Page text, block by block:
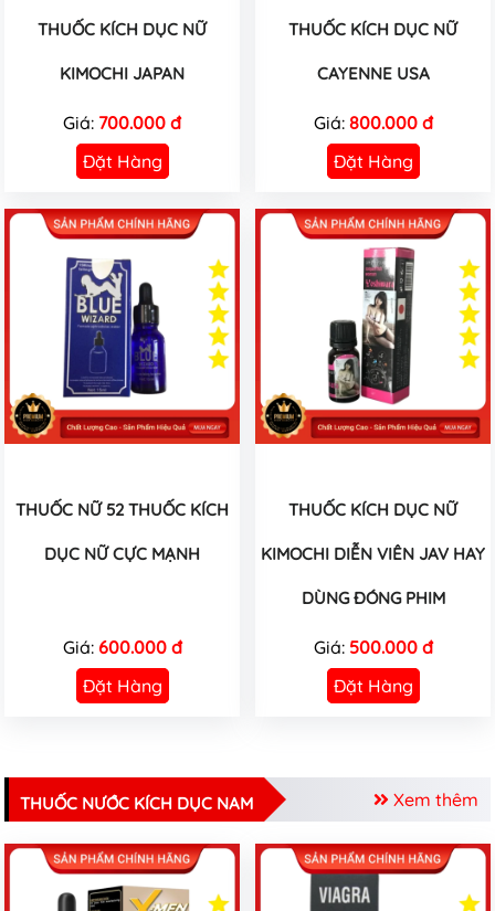
THUỐC KÍCH DỤC NỮ
KIMOCHI JAPAN
Giá: 700.000 đ
Đặt Hàng
THUỐC KÍCH DỤC NỮ
CAYENNE USA
Giá: 800.000 đ
Đặt Hàng
THUỐC NỮ 52 THUỐC KÍCH
DỤC NỮ CỰC MẠNH
Giá: 600.000 đ
Đặt Hàng
THUỐC KÍCH DỤC NỮ
KIMOCHI DIỄN VIÊN JAV HAY
DÙNG ĐÓNG PHIM
Giá: 500.000 đ
Đặt Hàng
Xem thêm
THUỐC NƯỚC KÍCH DỤC NAM